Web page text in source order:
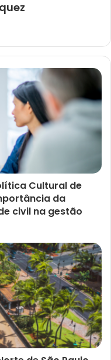
Cultural de
da
civil na gestão